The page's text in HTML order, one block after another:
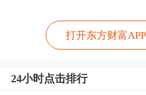
有色金属整体受
打开东方财富
24小时点击排行